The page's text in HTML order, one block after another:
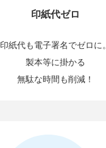
印紙代ゼロ
印紙代も電子署名でゼロに。
製本等に掛かる
無駄な時間も削減！